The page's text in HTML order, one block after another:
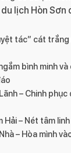
lịch Hòn Sơn
tác” cát
bình minh
– Chinh
Hải – Nét tâm
– Hòa mình